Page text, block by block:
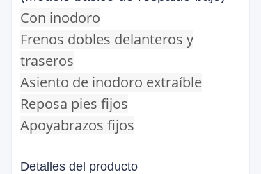
Con inodoro
Frenos dobles delanteros y
traseros
Asiento de inodoro extraíble
Reposa pies fijos
Apoyabrazos fijos
Detalles del producto